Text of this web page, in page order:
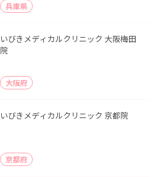
兵庫県
いびきメディカルクリニック 大阪梅田
院
大阪府
いびきメディカルクリニック 京都院
京都府